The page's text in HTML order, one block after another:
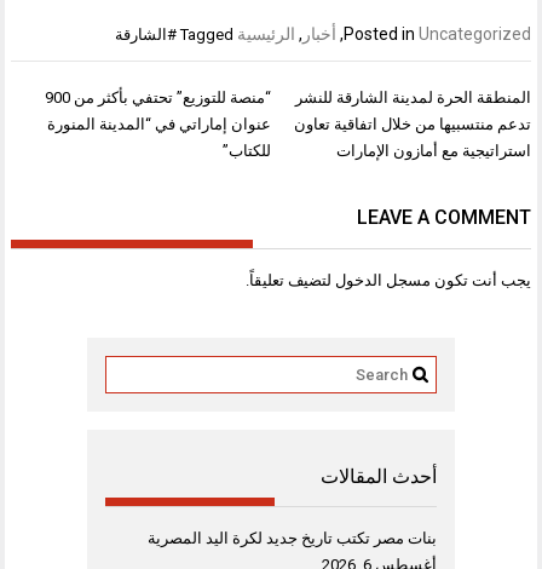
Posted in Uncategorized
, أخبار , الرئيسية Tagged #الشارقة
تصفّح
المقالات
“منصة للتوزيع” تحتفي بأكثر من 900
عنوان إماراتي في “المدينة المنورة
للكتاب”
المنطقة الحرة لمدينة الشارقة للنشر
تدعم منتسبيها من خلال اتفاقية تعاون
استراتيجية مع أمازون الإمارات
LEAVE A COMMENT
يجب أنت تكون مسجل الدخول لتضيف تعليقاً.
أحدث المقالات
بنات مصر تكتب تاريخ جديد لكرة اليد المصرية
أغسطس 6, 2026